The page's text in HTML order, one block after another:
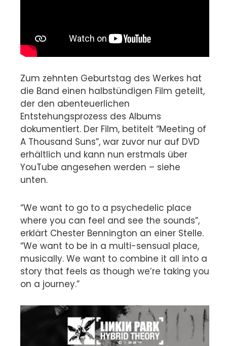
Zum zehnten Geburtstag des Werkes hat
die Band einen halbstündigen Film geteilt,
der den abenteuerlichen
Entstehungsprozess des Albums
dokumentiert. Der Film, betitelt “Meeting of
A Thousand Suns”, war zuvor nur auf DVD
erhältlich und kann nun erstmals über
YouTube angesehen werden – siehe
unten.
“We want to go to a psychedelic place
where you can feel and see the sounds”,
erklärt Chester Bennington an einer Stelle.
“We want to be in a multi-sensual place,
musically. We want to combine it all into a
story that feels as though we’re taking you
on a journey.”